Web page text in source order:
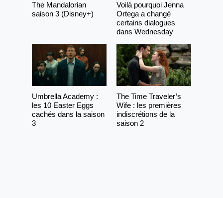
The Mandalorian
saison 3 (Disney+)
Voilà pourquoi Jenna
Ortega a changé
certains dialogues
dans Wednesday
Umbrella Academy :
les 10 Easter Eggs
cachés dans la saison
3
The Time Traveler’s
Wife : les premières
indiscrétions de la
saison 2